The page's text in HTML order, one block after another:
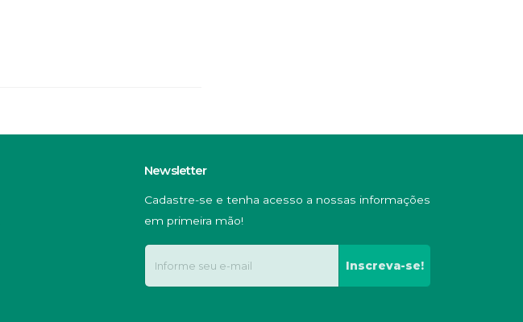
Newsletter
Cadastre-se e tenha acesso a nossas informações
em primeira mão!
Inscreva-se!